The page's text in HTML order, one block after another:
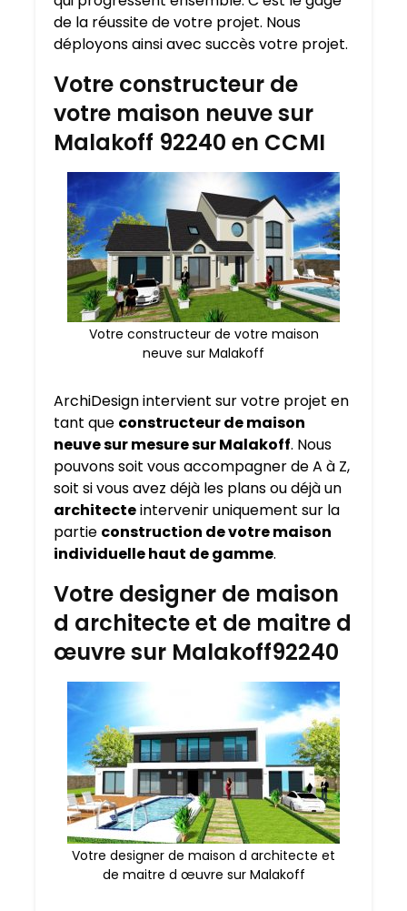
de la réussite de votre projet. Nous
déployons ainsi avec succès votre projet.
Votre constructeur de
votre maison neuve sur
Malakoff 92240 en CCMI
Votre constructeur de votre maison
neuve sur Malakoff
ArchiDesign intervient sur votre projet en
tant que constructeur de maison
neuve sur mesure surMalakoff. Nous
pouvons soit vous accompagner de A à Z,
soit si vous avez déjà les plans ou déjà un
architecteintervenir uniquement sur la
partie construction de votre maison
individuelle haut de gamme.
Votre designer de maison
d architecte et de maitre d
œuvre sur Malakoff92240
Votre designer de maison d architecte et
de maitre d œuvre sur Malakoff